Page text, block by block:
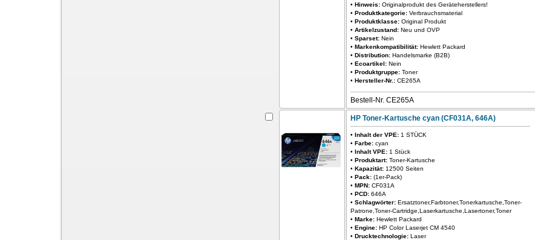
• Hinweis: Originalprodukt des Geräteherstellers!
• Produktkategorie: Verbrauchsmaterial
• Produktklasse: Original Produkt
• Artikelzustand: Neu und OVP
• Sparset: Nein
• Markenkompatibilität: Hewlett Packard
• Distribution: Handelsmarke (B2B)
• Ecoartikel: Nein
• Produktgruppe: Toner
• Hersteller-Nr.: CE265A
Bestell-Nr. CE265A
HP Toner-Kartusche cyan (CF031A, 646A)
• Inhalt der VPE: 1 STÜCK
• Farbe: cyan
• Inhalt VPE: 1 Stück
• Produktart: Toner-Kartusche
• Kapazität: 12500 Seiten
• Pack: (1er-Pack)
• MPN: CF031A
• PCD: 646A
• Schlagwörter: Ersatztoner,Farbtoner,Tonerkartusche,Toner-
Patrone,Toner-Cartridge,Laserkartusche,Lasertoner,Toner
• Marke: Hewlett Packard
• Engine: HP Color Laserjet CM 4540
• Drucktechnologie: Laser